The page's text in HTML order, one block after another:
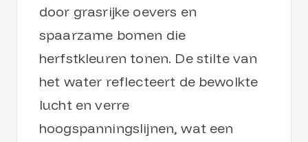
door grasrijke oevers en
spaarzame bomen die
herfstkleuren tonen. De stilte van
het water reflecteert de bewolkte
lucht en verre
hoogspanningslijnen, wat een